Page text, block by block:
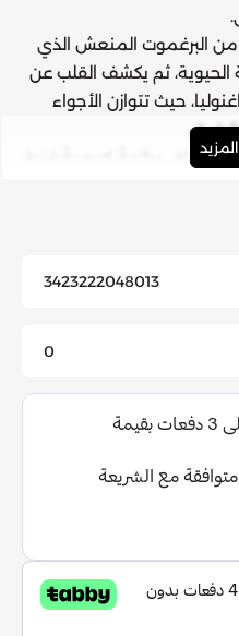
من البرغموت المنعش الذي
ثم يكشف القلب عن
، حيث تتوازن الأجواء
الدافئ رائحةً كريميةً غنية
3423222048013
0